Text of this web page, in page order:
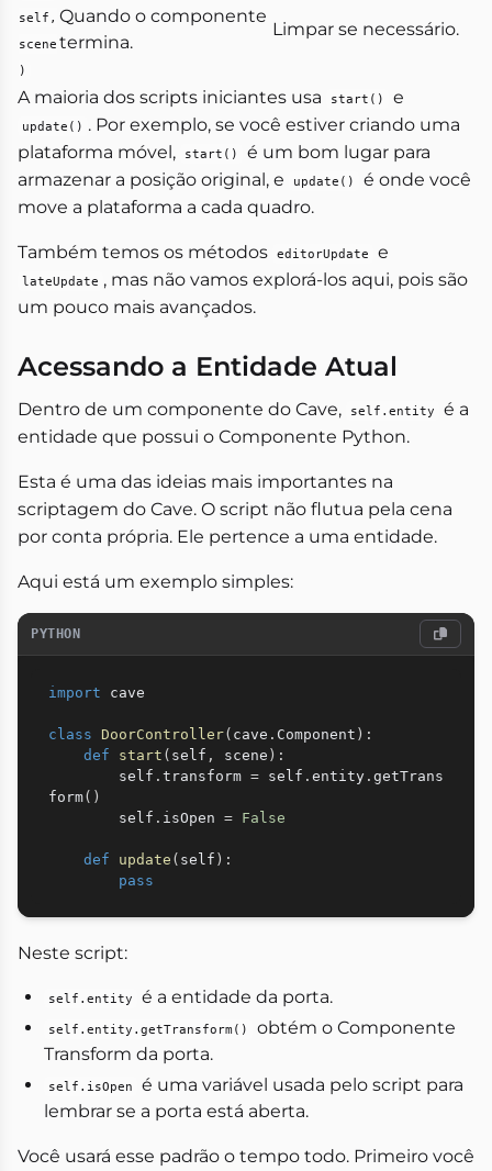
self,
scene
)
Quando o componente
termina.
Limpar se necessário.
A maioria dos scripts iniciantes usa start() e
update() . Por exemplo, se você estiver criando uma
plataforma móvel,
start()
é um bom lugar para
armazenar a posição original, e
update()
é onde você
move a plataforma a cada quadro.
Também temos os métodos editorUpdate e
lateUpdate , mas não vamos explorá-los aqui, pois são
um pouco mais avançados.
Acessando a Entidade Atual
Dentro de um componente do Cave, self.entity
é a
entidade que possui o Componente Python.
Esta é uma das ideias mais importantes na
scriptagem do Cave. O script não flutua pela cena
por conta própria. Ele pertence a uma entidade.
Aqui está um exemplo simples:
PYTHON
import cave
class DoorController( cave . Component ) :
def
start ( self , scene ) :
        self
. transform = self . entity . getTrans
form( )
        self
. isOpen = False
def update ( self ) :
pass
Neste script:
self.entity é a entidade da porta.
self.entity.getTransform()
obtém o Componente
Transform da porta.
self.isOpen
é uma variável usada pelo script para
lembrar se a porta está aberta.
Você usará esse padrão o tempo todo. Primeiro você